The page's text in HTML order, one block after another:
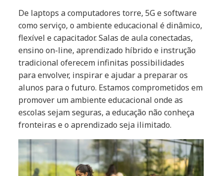
De laptops a computadores torre, 5G e software
como serviço, o ambiente educacional é dinâmico,
flexível e capacitador. Salas de aula conectadas,
ensino on-line, aprendizado híbrido e instrução
tradicional oferecem infinitas possibilidades
para envolver, inspirar e ajudar a preparar os
alunos para o futuro. Estamos comprometidos em
promover um ambiente educacional onde as
escolas sejam seguras, a educação não conheça
fronteiras e o aprendizado seja ilimitado.